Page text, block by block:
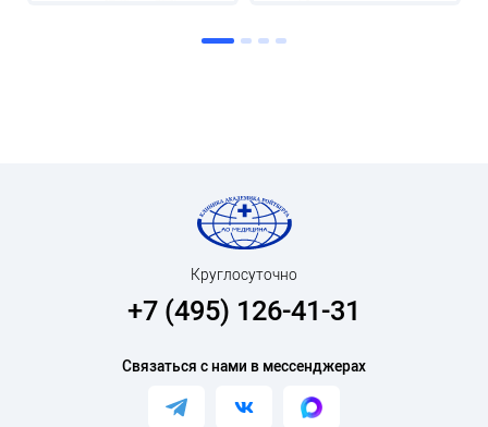
Круглосуточно
+7 (495) 126-41-31
Связаться с нами в мессенджерах